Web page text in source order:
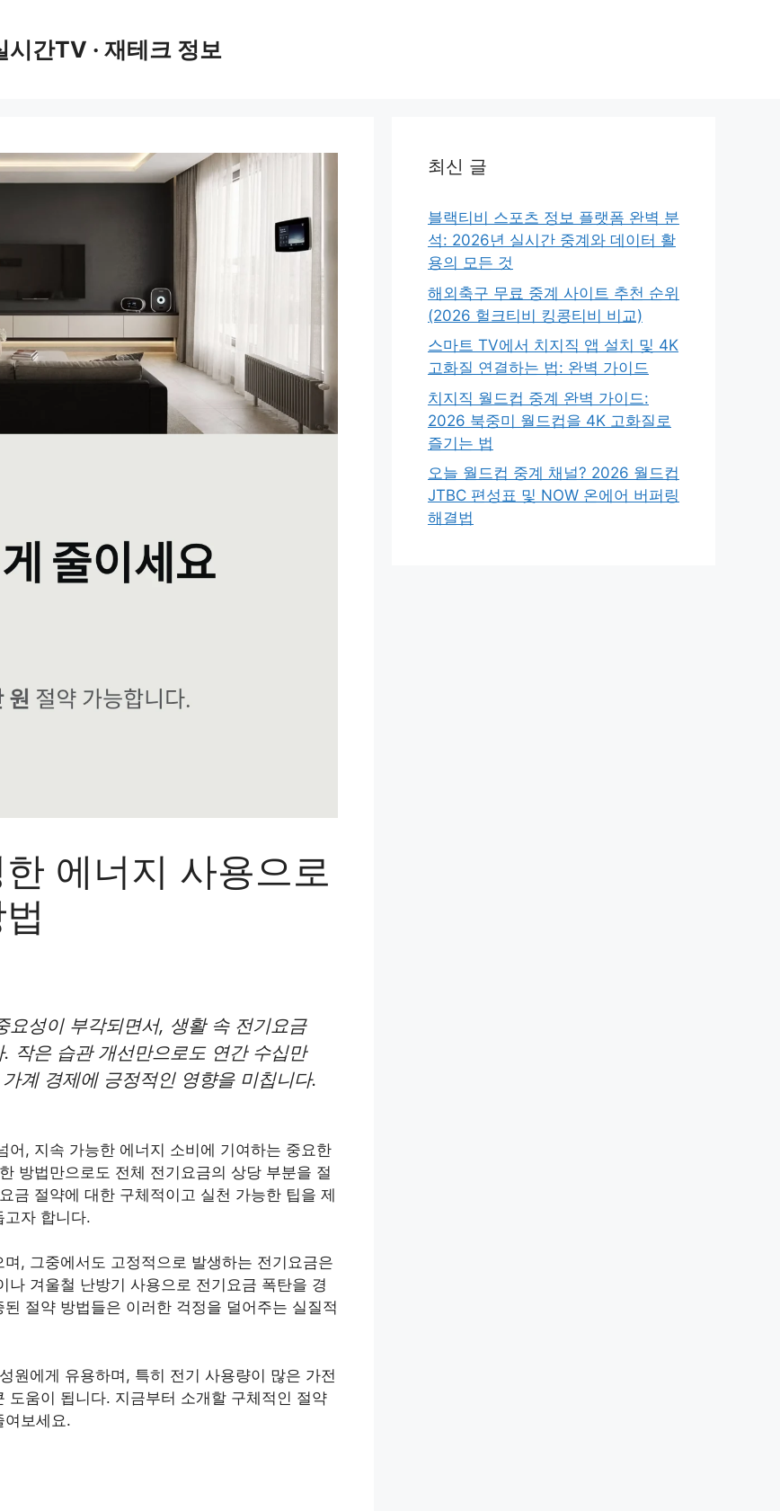
간TV · 재테크 정보
에너지 사용으로
성이 부각되면서, 생활 속 전기요금
작은 습관 개선만으로도 연간 수십만
계 경제에 긍정적인 영향을 미칩니다.
, 지속 가능한 에너지 소비에 기여하는 중요한
방법만으로도 전체 전기요금의 상당 부분을 절
금 절약에 대한 구체적이고 실천 가능한 팁을 제
고자 합니다.
, 그중에서도 고정적으로 발생하는 전기요금은
겨울철 난방기 사용으로 전기요금 폭탄을 경
절약 방법들은 이러한 걱정을 덜어주는 실질적
원에게 유용하며, 특히 전기 사용량이 많은 가전
움이 됩니다. 지금부터 소개할 구체적인 절약
여보세요.
최신 글
블랙티비 스포츠 정보 플랫폼 완벽 분
석: 2026년 실시간 중계와 데이터 활
용의 모든 것
해외축구 무료 중계 사이트 추천 순위
(2026 헐크티비 킹콩티비 비교)
스마트 TV에서 치지직 앱 설치 및 4K
고화질 연결하는 법: 완벽 가이드
치지직 월드컵 중계 완벽 가이드:
2026 북중미 월드컵을 4K 고화질로
즐기는 법
오늘 월드컵 중계 채널? 2026 월드컵
JTBC 편성표 및 NOW 온에어 버퍼링
해결법